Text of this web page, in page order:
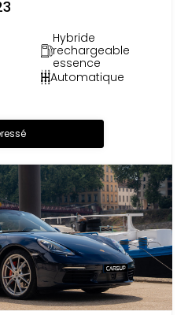
Hybride
rechargeable
essence
Automatique